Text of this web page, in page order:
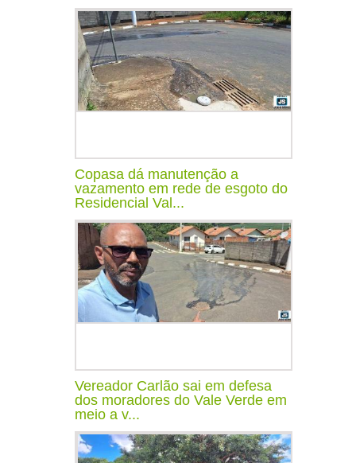
Copasa dá manutenção a
vazamento em rede de esgoto do
Residencial Val...
Vereador Carlão sai em defesa
dos moradores do Vale Verde em
meio a v...